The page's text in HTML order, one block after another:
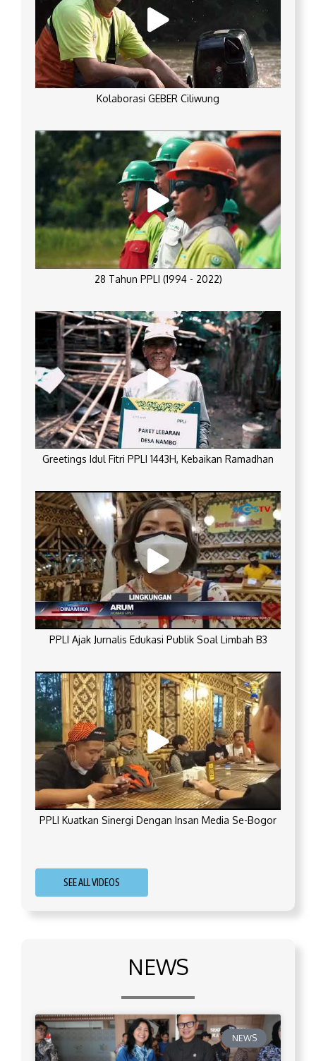
Kolaborasi GEBER Ciliwung
28 Tahun PPLI (1994 - 2022)
Greetings Idul Fitri PPLI 1443H, Kebaikan Ramadhan
PPLI Ajak Jurnalis Edukasi Publik Soal Limbah B3
PPLI Kuatkan Sinergi Dengan Insan Media Se-Bogor
SEE ALL VIDEOS
NEWS
NEWS